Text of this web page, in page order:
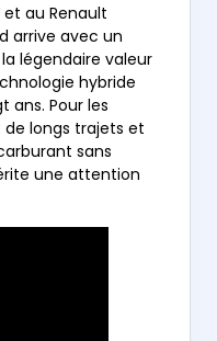
et au Renault
arrive avec un
légendaire valeur
hybride
ans. Pour les
longs trajets et
sans
une attention